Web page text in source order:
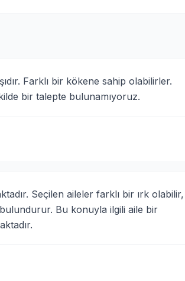
Farklı bir kökene sahip olabilirler.
bir talepte bulunamıyoruz.
Seçilen aileler farklı bir ırk olabilir,
Bu konuyla ilgili aile bir